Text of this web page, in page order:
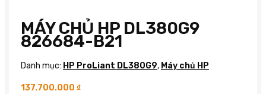
MÁY CHỦ HP DL380G9
826684-B21
Danh mục: HP ProLiant DL380G9, Máy chủ HP
137.700.000 ₫